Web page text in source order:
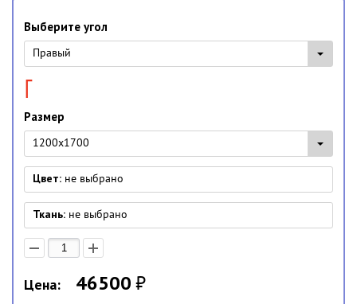
Выберите угол
Правый
Размер
1200x1700
Цвет: не выбрано
Ткань: не выбрано
Цена: 46500₽